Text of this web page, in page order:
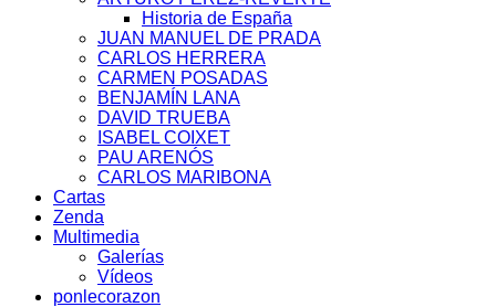
Historia de España
JUAN MANUEL DE PRADA
CARLOS HERRERA
CARMEN POSADAS
BENJAMÍN LANA
DAVID TRUEBA
ISABEL COIXET
PAU ARENÓS
CARLOS MARIBONA
Cartas
Zenda
Multimedia
Galerías
Vídeos
ponlecorazon